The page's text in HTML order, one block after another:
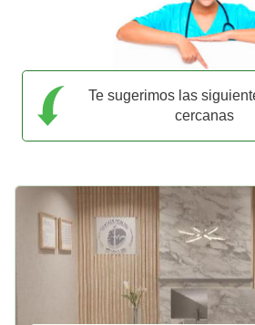
Te sugerimos las
cercanas